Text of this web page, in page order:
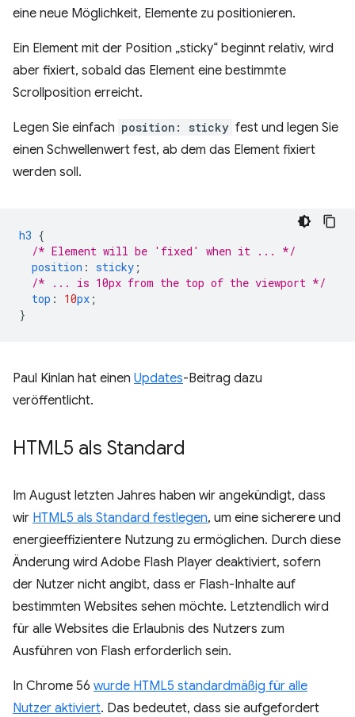
eine neue Möglichkeit, Elemente zu positionieren.
Ein Element mit der Position „sticky“ beginnt relativ, wird
aber fixiert, sobald das Element eine bestimmte
Scrollposition erreicht.
Legen Sie einfach position: sticky fest und legen Sie
einen Schwellenwert fest, ab dem das Element fixiert
werden soll.
h3 {
/* Element will be 'fixed' when it ... */
position : sticky ;
/* ... is 10px from the top of the viewport */
top : 10px ;
}
Paul Kinlan hat einen Updates-Beitrag dazu
veröffentlicht.
HTML5 als Standard
Im August letzten Jahres haben wir angekündigt, dass
wir HTML5 als Standard festlegen, um eine sicherere und
energieeffizientere Nutzung zu ermöglichen. Durch diese
Änderung wird Adobe Flash Player deaktiviert, sofern
der Nutzer nicht angibt, dass er Flash-Inhalte auf
bestimmten Websites sehen möchte. Letztendlich wird
für alle Websites die Erlaubnis des Nutzers zum
Ausführen von Flash erforderlich sein.
In Chrome 56 wurde HTML5 standardmäßig für alle
Nutzer aktiviert. Das bedeutet, dass sie aufgefordert